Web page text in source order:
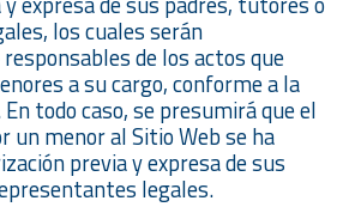
los cuales serán
de los actos que
a su cargo, conforme a la
todo caso, se presumirá que el
un menor al Sitio Web se ha
previa y expresa de sus
legales.